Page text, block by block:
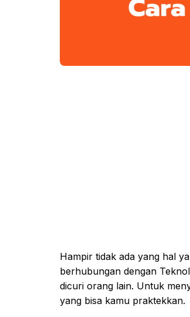
Hampir tidak ada yang hal
berhubungan dengan
dicuri orang lain. Untuk
yang bisa kamu praktekkan.